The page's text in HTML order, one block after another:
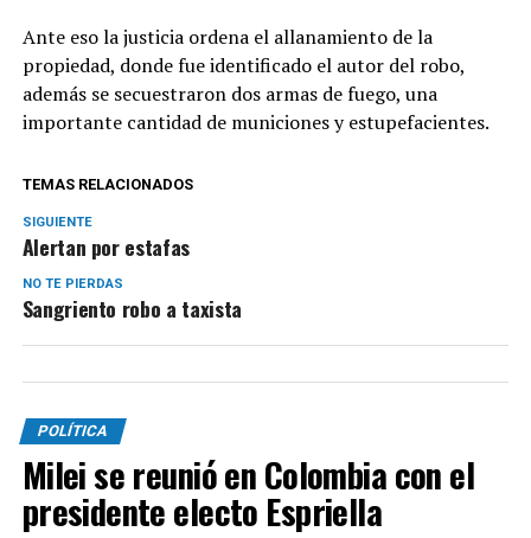
Ante eso la justicia ordena el allanamiento de la
propiedad, donde fue identificado el autor del robo,
además se secuestraron dos armas de fuego, una
importante cantidad de municiones y estupefacientes.
TEMAS RELACIONADOS
SIGUIENTE
Alertan por estafas
NO TE PIERDAS
Sangriento robo a taxista
POLÍTICA
Milei se reunió en Colombia con el
presidente electo Espriella